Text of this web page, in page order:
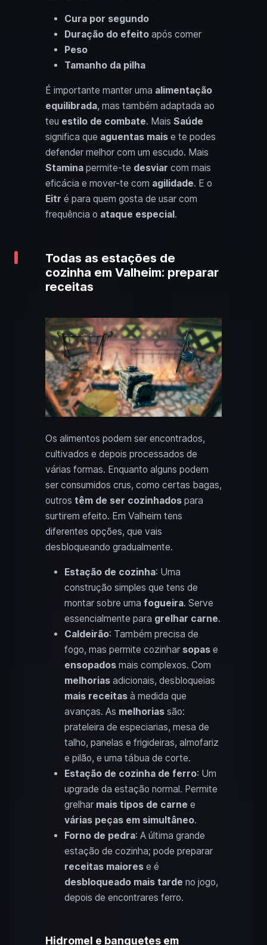
Cura por segundo
Duração do efeito após comer
Peso
Tamanho da pilha
É importante manter uma alimentação
equilibrada, mas também adaptada ao
teu estilo de combate. Mais Saúde
significa que aguentas mais e te podes
defender melhor com um escudo. Mais
Stamina permite-te desviar com mais
eficácia e mover-te com agilidade. E o
Eitr é para quem gosta de usar com
frequência o ataque especial.
Todas as estações de
cozinha em Valheim: preparar
receitas
Os alimentos podem ser encontrados,
cultivados e depois processados de
várias formas. Enquanto alguns podem
ser consumidos crus, como certas bagas,
outros têm de ser cozinhados para
surtirem efeito. Em Valheim tens
diferentes opções, que vais
desbloqueando gradualmente.
Estação de cozinha: Uma
construção simples que tens de
montar sobre uma fogueira. Serve
essencialmente para grelhar carne.
Caldeirão: Também precisa de
fogo, mas permite cozinhar sopas e
ensopados mais complexos. Com
melhorias adicionais, desbloqueias
mais receitas à medida que
avanças. As melhorias são:
prateleira de especiarias, mesa de
talho, panelas e frigideiras, almofariz
e pilão, e uma tábua de corte.
Estação de cozinha de ferro: Um
upgrade da estação normal. Permite
grelhar mais tipos de carne e
várias peças em simultâneo.
Forno de pedra: A última grande
estação de cozinha; pode preparar
receitas maiores e é
desbloqueado mais tarde no jogo,
depois de encontrares ferro.
Hidromel e banquetes em